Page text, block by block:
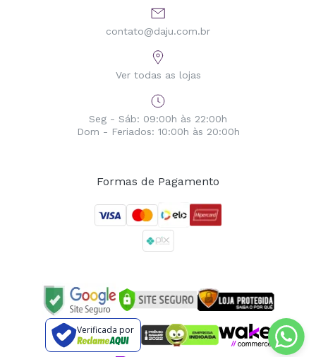
contato@daju.com.br
Ver todas as lojas
Seg - Sáb: 09:00h às 22:00h
Dom - Feriados: 10:00h às 20:00h
Formas de Pagamento
Verificada por